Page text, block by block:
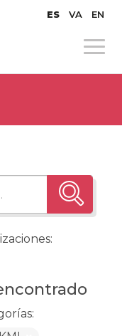
ES VA EN